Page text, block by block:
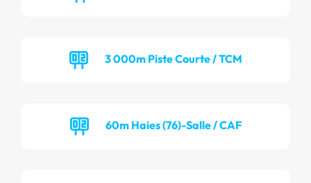
3 000m Piste Courte / TCM
60m Haies (76)-Salle / CAF